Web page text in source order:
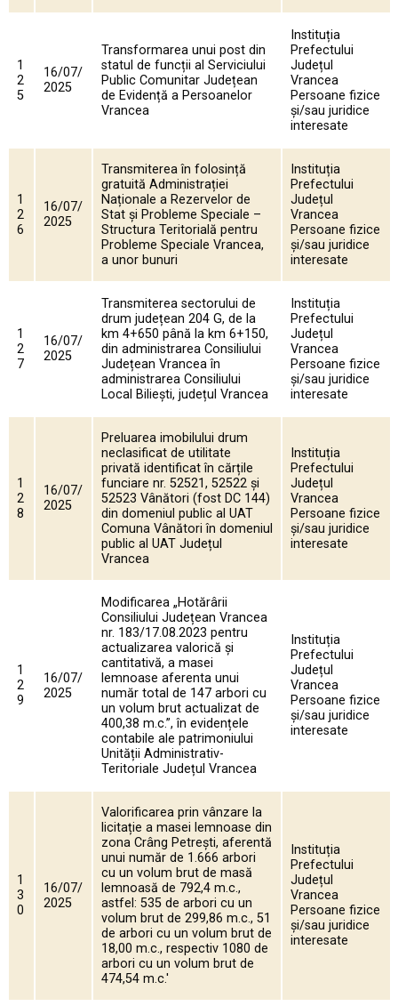
1
2
5
16/07/
2025
Transformarea unui post din
statul de funcții al Serviciului
Public Comunitar Județean
de Evidență a Persoanelor
Vrancea
Instituția
Prefectului
Județul
Vrancea
Persoane fizice
și/sau juridice
interesate
1
2
6
16/07/
2025
Transmiterea în folosință
gratuită Administrației
Naționale a Rezervelor de
Stat și Probleme Speciale –
Structura Teritorială pentru
Probleme Speciale Vrancea,
a unor bunuri
Instituția
Prefectului
Județul
Vrancea
Persoane fizice
și/sau juridice
interesate
1
2
7
16/07/
2025
Transmiterea sectorului de
drum județean 204 G, de la
km 4+650 până la km 6+150,
din administrarea Consiliului
Județean Vrancea în
administrarea Consiliului
Local Biliești, județul Vrancea
Instituția
Prefectului
Județul
Vrancea
Persoane fizice
și/sau juridice
interesate
1
2
8
16/07/
2025
Preluarea imobilului drum
neclasificat de utilitate
privată identificat în cărțile
funciare nr. 52521, 52522 și
52523 Vânători (fost DC 144)
din domeniul public al UAT
Comuna Vânători în domeniul
public al UAT Județul
Vrancea
Instituția
Prefectului
Județul
Vrancea
Persoane fizice
și/sau juridice
interesate
1
2
9
16/07/
2025
Modificarea „Hotărârii
Consiliului Județean Vrancea
nr. 183/17.08.2023 pentru
actualizarea valorică și
cantitativă, a masei
lemnoase aferenta unui
număr total de 147 arbori cu
un volum brut actualizat de
400,38 m.c.”, în evidențele
contabile ale patrimoniului
Unității Administrativ-
Teritoriale Județul Vrancea
Instituția
Prefectului
Județul
Vrancea
Persoane fizice
și/sau juridice
interesate
1
3
0
16/07/
2025
Valorificarea prin vânzare la
licitație a masei lemnoase din
zona Crâng Petrești, aferentă
unui număr de 1.666 arbori
cu un volum brut de masă
lemnoasă de 792,4 m.c.,
astfel: 535 de arbori cu un
volum brut de 299,86 m.c., 51
de arbori cu un volum brut de
18,00 m.c., respectiv 1080 de
arbori cu un volum brut de
474,54 m.c.'
Instituția
Prefectului
Județul
Vrancea
Persoane fizice
și/sau juridice
interesate